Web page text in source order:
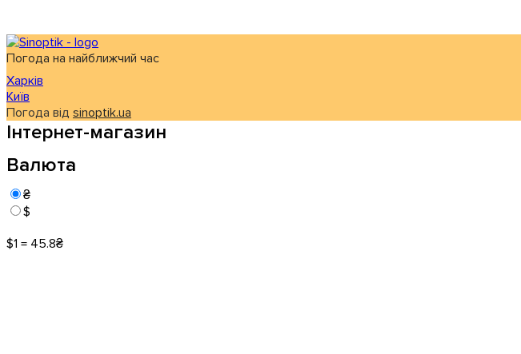
Погода на найближчий час
Харків
Київ
Погода від sinoptik.ua
Інтернет-магазин
Валюта
₴
$
$1 = 45.8₴